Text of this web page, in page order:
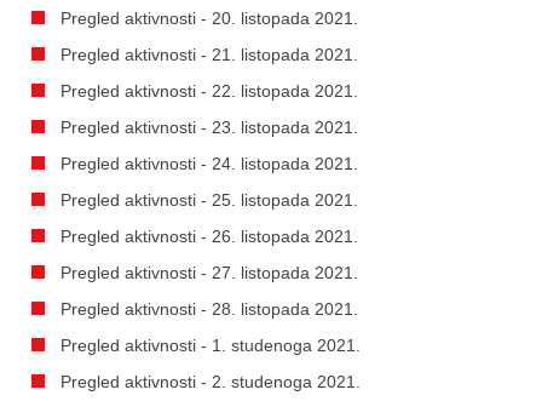
Pregled aktivnosti - 20. listopada 2021.
Pregled aktivnosti - 21. listopada 2021.
Pregled aktivnosti - 22. listopada 2021.
Pregled aktivnosti - 23. listopada 2021.
Pregled aktivnosti - 24. listopada 2021.
Pregled aktivnosti - 25. listopada 2021.
Pregled aktivnosti - 26. listopada 2021.
Pregled aktivnosti - 27. listopada 2021.
Pregled aktivnosti - 28. listopada 2021.
Pregled aktivnosti - 1. studenoga 2021.
Pregled aktivnosti - 2. studenoga 2021.